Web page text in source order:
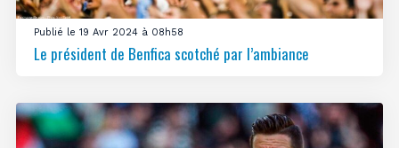
Publié le 19 Avr 2024 à 08h58
Le président de Benfica scotché par l’ambiance